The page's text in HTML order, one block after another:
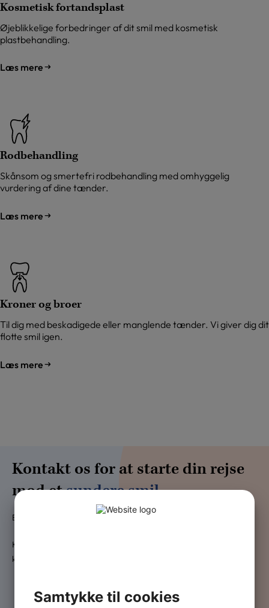
Kosmetisk fortandsplast
Øjeblikkelige forbedringer af dit smil med kosmetisk
plastbehandling.
Læs mere
Rodbehandling
Skånsom og smertefri rodbehandling med omhyggelig
vurdering af dine tænder.
Læs mere
Kroner og broer
Til dig med beskadigede eller manglende tænder. Vi giver dig dit
flotte smil igen.
Læs mere
Kontakt os for at starte din rejse
mod etsundere smil
Er du klar til at investere i dit smil og din tandpleje?
Kontakt Tandlægerne i Ørestad i dag og hør mere om hvordan vi
kan hjælpe dig med at passe på dine tænder.
NavnSamtykke til cookies